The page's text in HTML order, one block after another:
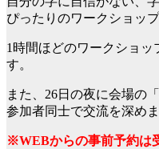
ぴったりのワークショップ
1時間ほどのワークショッ
す。
また、26日の夜に会場の
参加者同士で交流を深め
※WEBからの事前予約は